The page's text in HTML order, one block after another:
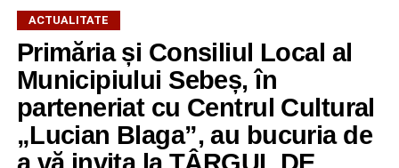
ACTUALITATE
Primăria și Consiliul Local al
Municipiului Sebeș, în
parteneriat cu Centrul Cultural
„Lucian Blaga”, au bucuria de